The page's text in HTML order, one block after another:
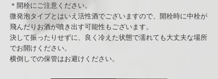
＊開栓にご注意ください。
微発泡タイプとはいえ活性酒でございますので、開栓時に中栓が
飛んだりお酒が噴き出す可能性もございます。
決して振ったりせずに、良く冷えた状態で濡れても大丈夫な場所
でお開けください。
横倒しでの保管はお避けください。